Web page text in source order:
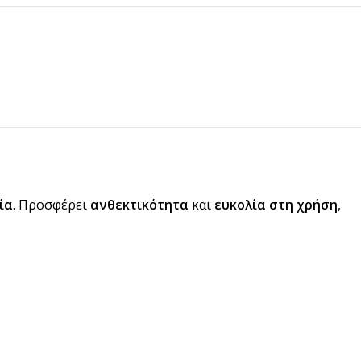
. Προσφέρει ανθεκτικότητα και ευκολία στη χρήση,